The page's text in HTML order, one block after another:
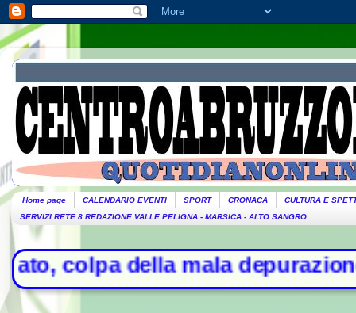
Home page CALENDARIO EVENTI SPORT CRONACA
CULTURA E
SERVIZI RETE 8 REDAZIONE VALLE PELIGNA - MARSICA - ALTO SANGRO
mala depurazione -